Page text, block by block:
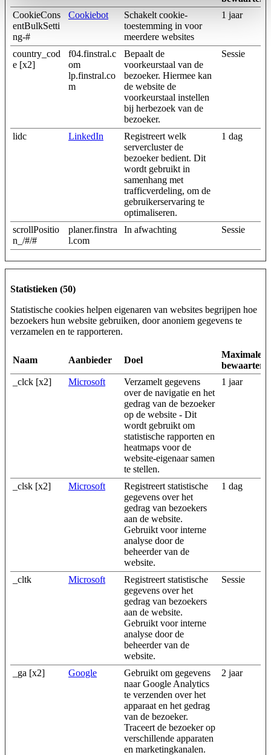
CookieCons
entBulkSetti
ng-#
Cookiebot
Schakelt cookie-
toestemming in voor
meerdere websites
1 jaar
country_cod
e [x2]
f04.finstral.c
om
lp.finstral.co
m
Bepaalt de
voorkeurstaal van de
bezoeker. Hiermee kan
de website de
voorkeurstaal instellen
bij herbezoek van de
bezoeker.
Sessie
lidc LinkedIn
Registreert welk
servercluster de
bezoeker bedient. Dit
wordt gebruikt in
samenhang met
trafficverdeling, om de
gebruikerservaring te
optimaliseren.
1 dag
scrollPositio
n_/#/#
planer.finstra
l.com
In afwachting Sessie
Statistieken (50)
Statistische cookies helpen eigenaren van websites begrijpen hoe
bezoekers hun website gebruiken, door anoniem gegevens te
verzamelen en te rapporteren.
Naam Aanbieder Doel
Maximale
_clck [x2]
Microsoft
Verzamelt gegevens
over de navigatie en het
gedrag van de bezoeker
op de website - Dit
wordt gebruikt om
statistische rapporten en
heatmaps voor de
website-eigenaar samen
te stellen.
1 jaar
_clsk [x2] Microsoft
Registreert statistische
gegevens over het
gedrag van bezoekers
aan de website.
Gebruikt voor interne
analyse door de
beheerder van de
website.
1 dag
_cltk Microsoft
Registreert statistische
gegevens over het
gedrag van bezoekers
aan de website.
Gebruikt voor interne
analyse door de
beheerder van de
website.
Sessie
_ga [x2] Google
Gebruikt om gegevens
naar Google Analytics
te verzenden over het
apparaat en het gedrag
van de bezoeker.
Traceert de bezoeker op
verschillende apparaten
en marketingkanalen.
2 jaar